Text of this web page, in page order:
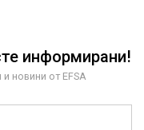
информирани!
новини от EFSA